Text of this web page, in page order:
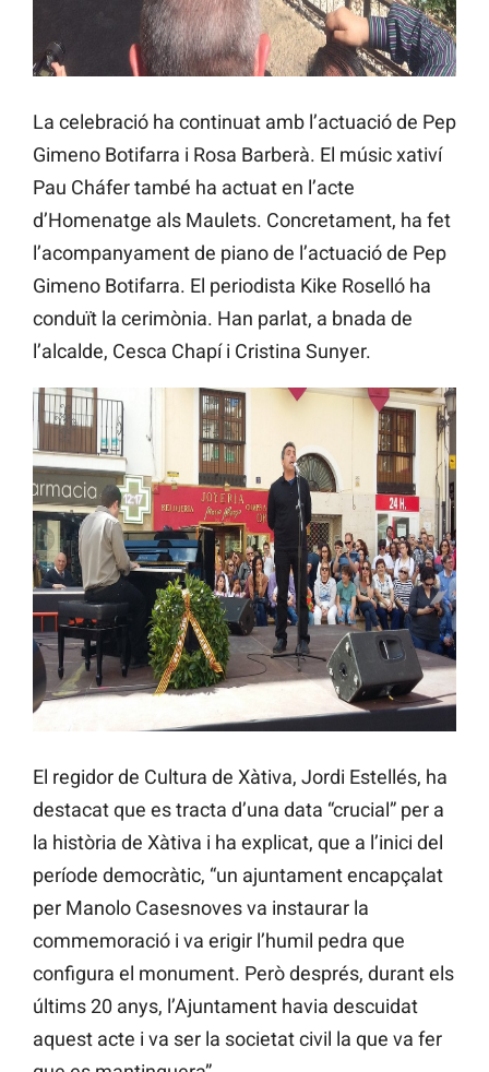
La celebració ha continuat amb l’actuació de Pep
Gimeno Botifarra i Rosa Barberà. El músic xativí
Pau Cháfer també ha actuat en l’acte
d’Homenatge als Maulets. Concretament, ha fet
l’acompanyament de piano de l’actuació de Pep
Gimeno Botifarra. El periodista Kike Roselló ha
conduït la cerimònia. Han parlat, a bnada de
l’alcalde, Cesca Chapí i Cristina Sunyer.
El regidor de Cultura de Xàtiva, Jordi Estellés, ha
destacat que es tracta d’una data “crucial” per a
la història de Xàtiva i ha explicat, que a l’inici del
període democràtic, “un ajuntament encapçalat
per Manolo Casesnoves va instaurar la
commemoració i va erigir l’humil pedra que
configura el monument. Però després, durant els
últims 20 anys, l’Ajuntament havia descuidat
aquest acte i va ser la societat civil la que va fer